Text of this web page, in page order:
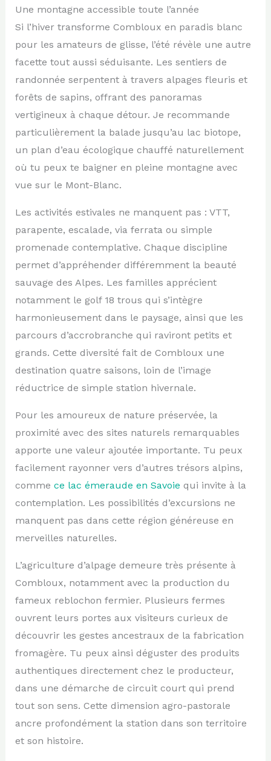
Une montagne accessible toute l’année
Si l’hiver transforme Combloux en paradis blanc
pour les amateurs de glisse, l’été révèle une autre
facette tout aussi séduisante. Les sentiers de
randonnée serpentent à travers alpages fleuris et
forêts de sapins, offrant des panoramas
vertigineux à chaque détour. Je recommande
particulièrement la balade jusqu’au lac biotope,
un plan d’eau écologique chauffé naturellement
où tu peux te baigner en pleine montagne avec
vue sur le Mont-Blanc.
Les activités estivales ne manquent pas : VTT,
parapente, escalade, via ferrata ou simple
promenade contemplative. Chaque discipline
permet d’appréhender différemment la beauté
sauvage des Alpes. Les familles apprécient
notamment le golf 18 trous qui s’intègre
harmonieusement dans le paysage, ainsi que les
parcours d’accrobranche qui raviront petits et
grands. Cette diversité fait de Combloux une
destination quatre saisons, loin de l’image
réductrice de simple station hivernale.
Pour les amoureux de nature préservée, la
proximité avec des sites naturels remarquables
apporte une valeur ajoutée importante. Tu peux
facilement rayonner vers d’autres trésors alpins,
comme ce lac émeraude en Savoie qui invite à la
contemplation. Les possibilités d’excursions ne
manquent pas dans cette région généreuse en
merveilles naturelles.
L’agriculture d’alpage demeure très présente à
Combloux, notamment avec la production du
fameux reblochon fermier. Plusieurs fermes
ouvrent leurs portes aux visiteurs curieux de
découvrir les gestes ancestraux de la fabrication
fromagère. Tu peux ainsi déguster des produits
authentiques directement chez le producteur,
dans une démarche de circuit court qui prend
tout son sens. Cette dimension agro-pastorale
ancre profondément la station dans son territoire
et son histoire.